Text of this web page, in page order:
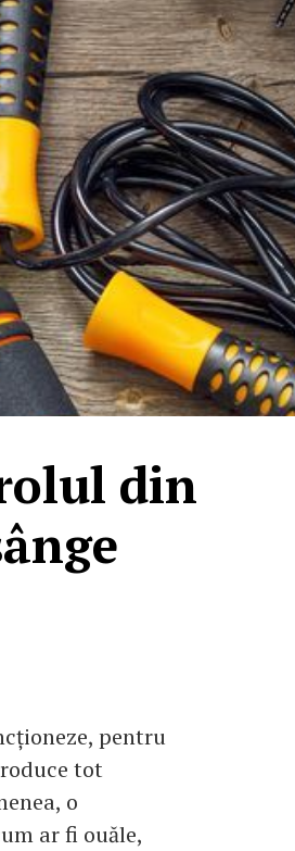
din
pentru
tot
o
ar fi ouăle,